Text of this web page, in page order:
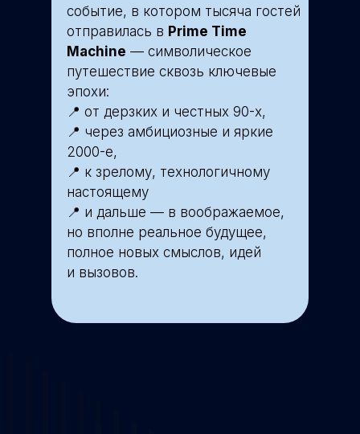
событие, в котором тысяча гостей
отправилась в Prime Time
Machine — символическое
путешествие сквозь ключевые
эпохи:
📍 от дерзких и честных 90-х,
📍 через амбициозные и яркие
2000-е,
📍 к зрелому, технологичному
настоящему
📍 и дальше — в воображаемое,
но вполне реальное будущее,
полное новых смыслов, идей
и вызовов.